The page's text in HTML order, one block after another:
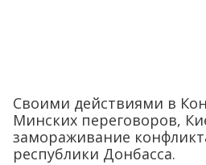
Своими действиями в
Минских переговоров,
замораживание
республики Донбасса.